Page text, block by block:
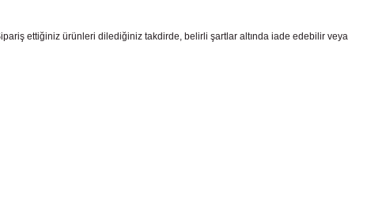
ettiğiniz ürünleri dilediğiniz takdirde, belirli şartlar altında iade edebilir veya